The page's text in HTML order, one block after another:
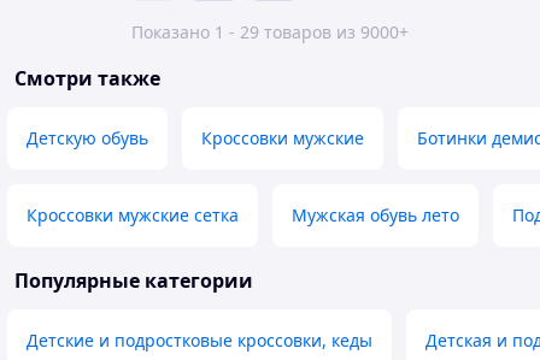
Показано 1 - 29 товаров из 9000+
Смотри также
Детскую обувь Кроссовки мужские Ботинки
Кроссовки мужские сетка Мужская обувь лето
Популярные категории
Детские и подростковые кроссовки, кеды Детская и